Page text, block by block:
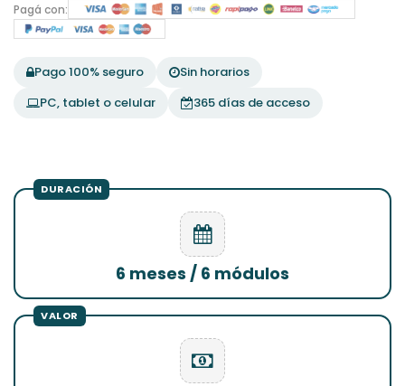
Pagá con:
Pago 100% seguro
Sin horarios
PC, tablet o celular
365 días de acceso
6 meses / 6 módulos